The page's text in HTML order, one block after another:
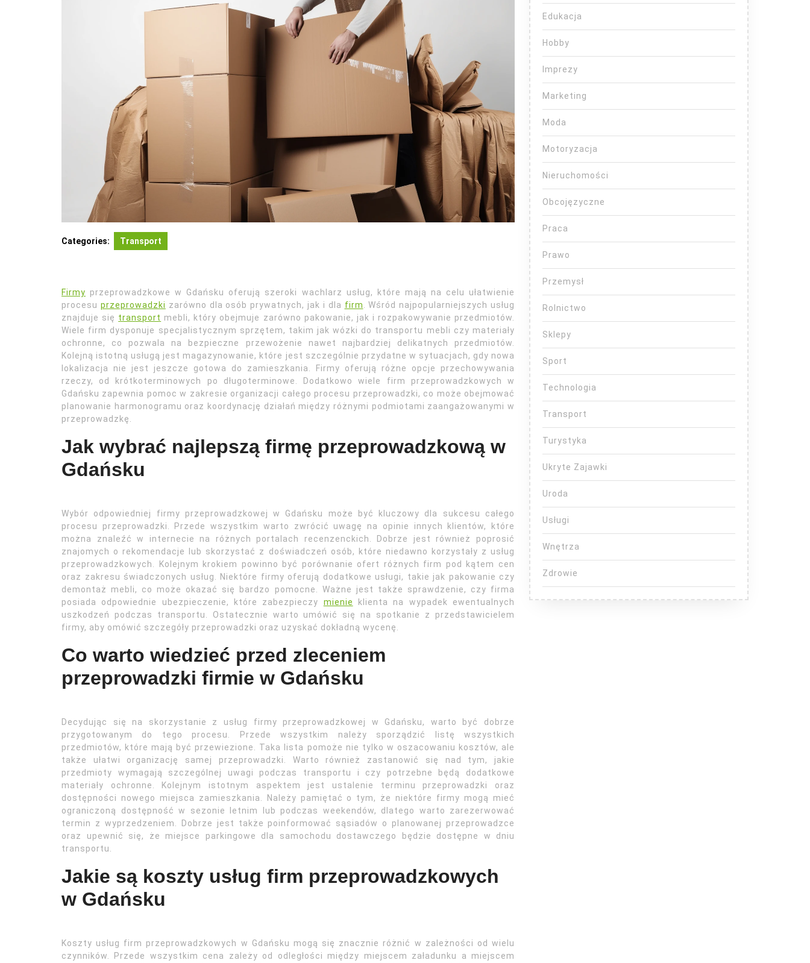
Categories: Transport
Firmy przeprowadzkowe w Gdańsku oferują szeroki wachlarz usług, które mają na celu ułatwienie
procesu przeprowadzki zarówno dla osób prywatnych, jak i dla firm . Wśród najpopularniejszych usług
znajduje się transport mebli, który obejmuje zarówno pakowanie, jak i rozpakowywanie przedmiotów.
Wiele firm dysponuje specjalistycznym sprzętem, takim jak wózki do transportu mebli czy materiały
ochronne, co pozwala na bezpieczne przewożenie nawet najbardziej delikatnych przedmiotów.
Kolejną istotną usługą jest magazynowanie, które jest szczególnie przydatne w sytuacjach, gdy nowa
lokalizacja nie jest jeszcze gotowa do zamieszkania. Firmy oferują różne opcje przechowywania
rzeczy, od krótkoterminowych po długoterminowe. Dodatkowo wiele firm przeprowadzkowych w
Gdańsku zapewnia pomoc w zakresie organizacji całego procesu przeprowadzki, co może obejmować
planowanie harmonogramu oraz koordynację działań między różnymi podmiotami zaangażowanymi w
przeprowadzkę.
Jak wybrać najlepszą firmę przeprowadzkową w
Gdańsku
Wybór odpowiedniej firmy przeprowadzkowej w Gdańsku może być kluczowy dla sukcesu całego
procesu przeprowadzki. Przede wszystkim warto zwrócić uwagę na opinie innych klientów, które
można znaleźć w internecie na różnych portalach recenzenckich. Dobrze jest również poprosić
znajomych o rekomendacje lub skorzystać z doświadczeń osób, które niedawno korzystały z usług
przeprowadzkowych. Kolejnym krokiem powinno być porównanie ofert różnych firm pod kątem cen
oraz zakresu świadczonych usług. Niektóre firmy oferują dodatkowe usługi, takie jak pakowanie czy
demontaż mebli, co może okazać się bardzo pomocne. Ważne jest także sprawdzenie, czy firma
posiada odpowiednie ubezpieczenie, które zabezpieczy mienie
klienta na wypadek ewentualnych
uszkodzeń podczas transportu. Ostatecznie warto umówić się na spotkanie z przedstawicielem
firmy, aby omówić szczegóły przeprowadzki oraz uzyskać dokładną wycenę.
Co warto wiedzieć przed zleceniem
przeprowadzki firmie w Gdańsku
Decydując się na skorzystanie z usług firmy przeprowadzkowej w Gdańsku, warto być dobrze
przygotowanym do tego procesu. Przede wszystkim należy sporządzić listę wszystkich
przedmiotów, które mają być przewiezione. Taka lista pomoże nie tylko w oszacowaniu kosztów, ale
także ułatwi organizację samej przeprowadzki. Warto również zastanowić się nad tym, jakie
przedmioty wymagają szczególnej uwagi podczas transportu i czy potrzebne będą dodatkowe
materiały ochronne. Kolejnym istotnym aspektem jest ustalenie terminu przeprowadzki oraz
dostępności nowego miejsca zamieszkania. Należy pamiętać o tym, że niektóre firmy mogą mieć
ograniczoną dostępność w sezonie letnim lub podczas weekendów, dlatego warto zarezerwować
termin z wyprzedzeniem. Dobrze jest także poinformować sąsiadów o planowanej przeprowadzce
oraz upewnić się, że miejsce parkingowe dla samochodu dostawczego będzie dostępne w dniu
transportu.
Jakie są koszty usług firm przeprowadzkowych
w Gdańsku
Koszty usług firm przeprowadzkowych w Gdańsku mogą się znacznie różnić w zależności od wielu
czynników. Przede wszystkim cena zależy od odległości między miejscem załadunku a miejscem
Edukacja
Hobby
Imprezy
Marketing
Moda
Motoryzacja
Nieruchomości
Obcojęzyczne
Praca
Prawo
Przemysł
Rolnictwo
Sklepy
Sport
Technologia
Transport
Turystyka
Ukryte Zajawki
Uroda
Usługi
Wnętrza
Zdrowie